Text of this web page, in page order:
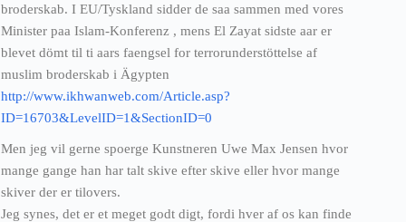
broderskab. I EU/Tyskland sidder de saa sammen med vores
Minister paa Islam-Konferenz , mens El Zayat sidste aar er
blevet dömt til ti aars faengsel for terrorunderstöttelse af
muslim broderskab i Ägypten
http://www.ikhwanweb.com/Article.asp?
ID=16703&LevelID=1&SectionID=0
Men jeg vil gerne spoerge Kunstneren Uwe Max Jensen hvor
mange gange han har talt skive efter skive eller hvor mange
skiver der er tilovers.
Jeg synes, det er et meget godt digt, fordi hver af os kan finde